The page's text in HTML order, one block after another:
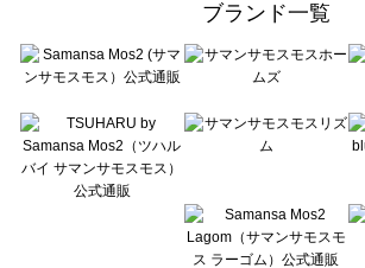
sō4ū（ソウフォーユー）のトップス一覧
Te chichi（テチチ）のトップス一覧
Te chichi CLASSIC（テチチ クラシック）のトップス一覧
Lugnoncure（ルノンキュール）のトップス一覧
BETTY'S BLUE（べティーズブルー）のトップス一覧
Wpc.（ワールドパーティー）のトップス一覧
ブランド一覧